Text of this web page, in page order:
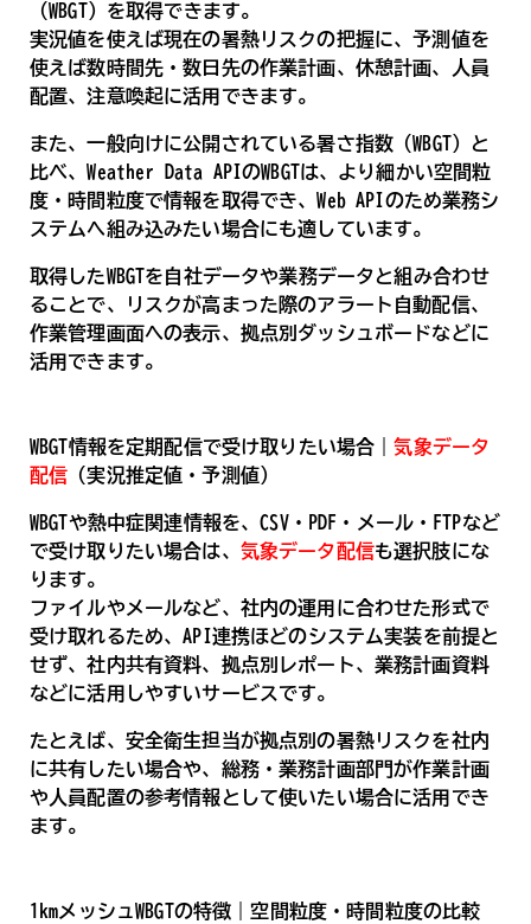
（WBGT）を取得できます。
実況値を使えば現在の暑熱リスクの把握に、予測値を
使えば数時間先・数日先の作業計画、休憩計画、人員
配置、注意喚起に活用できます。
また、一般向けに公開されている暑さ指数（WBGT）と
比べ、Weather Data APIのWBGTは、より細かい空間粒
度・時間粒度で情報を取得でき、Web APIのため業務シ
ステムへ組み込みたい場合にも適しています。
取得したWBGTを自社データや業務データと組み合わせ
ることで、リスクが高まった際のアラート自動配信、
作業管理画面への表示、拠点別ダッシュボードなどに
活用できます。
WBGT情報を定期配信で受け取りたい場合｜気象データ
配信 （実況推定値・予測値）
WBGTや熱中症関連情報を、CSV・PDF・メール・FTPなど
で受け取りたい場合は、 気象データ配信も選択肢にな
ります。
ファイルやメールなど、社内の運用に合わせた形式で
受け取れるため、API連携ほどのシステム実装を前提と
せず、社内共有資料、拠点別レポート、業務計画資料
などに活用しやすいサービスです。
たとえば、安全衛生担当が拠点別の暑熱リスクを社内
に共有したい場合や、総務・業務計画部門が作業計画
や人員配置の参考情報として使いたい場合に活用でき
ます。
1kmメッシュWBGTの特徴｜空間粒度・時間粒度の比較